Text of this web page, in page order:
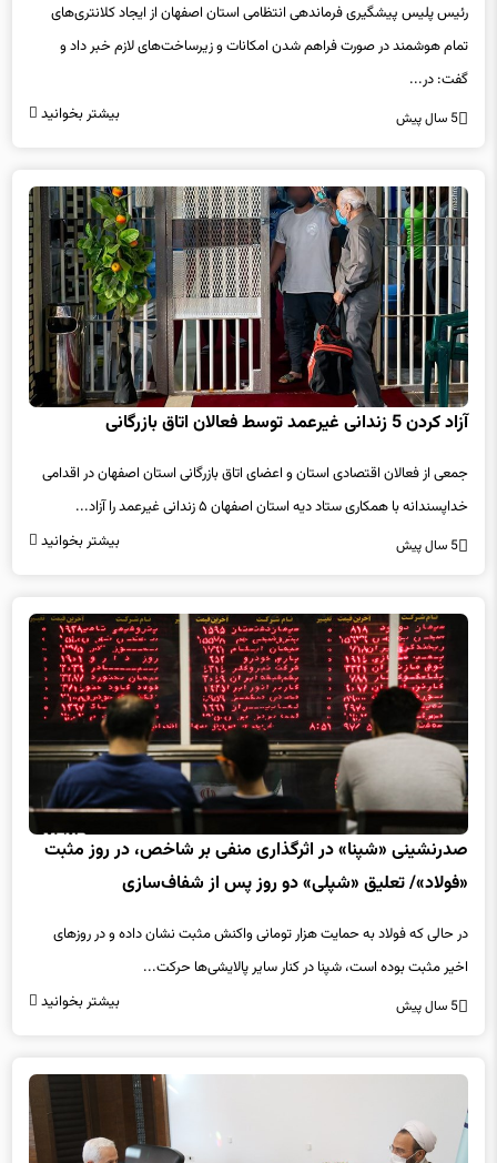
تمام هوشمند در صورت فراهم شدن امکانات و زیرساخت‌های لازم خبر داد و
گفت: در...
5 سال پیش
آزاد کردن 5 زندانی غیرعمد توسط فعالان اتاق بازرگانی
جمعی از فعالان اقتصادی استان و اعضای اتاق بازرگانی استان اصفهان در اقدامی
خداپسندانه با همکاری ستاد دیه استان اصفهان ۵ زندانی غیرعمد را آزاد...
5 سال پیش بیشتر بخوانید
صدرنشینی «شپنا» در اثرگذاری منفی بر شاخص، در روز مثبت
«فولاد»/ تعلیق «شپلی» دو روز پس از شفاف‌سازی
در حالی که فولاد به حمایت هزار تومانی واکنش مثبت نشان داده و در روزهای
اخیر مثبت بوده است، شپنا در کنار سایر پالایشی‌ها حرکت...
5 سال پیش